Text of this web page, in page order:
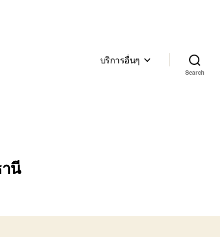
บริการอื่นๆ
Search
นี